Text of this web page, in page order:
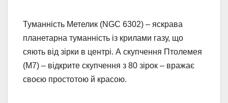
Туманність Метелик (NGC 6302) – яскрава
планетарна туманність із крилами газу, що
сяють від зірки в центрі. А скупчення Птолемея
(M7) – відкрите скупчення з 80 зірок – вражає
своєю простотою й красою.